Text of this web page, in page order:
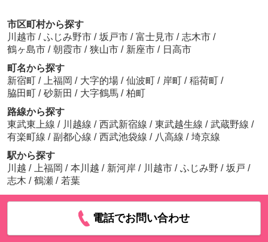
市区町村から探す
川越市 / ふじみ野市 / 坂戸市 / 富士見市 / 志木市 /
鶴ヶ島市 / 朝霞市 / 狭山市 / 新座市 / 日高市
町名から探す
新宿町 / 上福岡 / 大字的場 / 仙波町 / 岸町 / 稲荷町 /
脇田町 / 砂新田 / 大字鶴馬 / 柏町
路線から探す
東武東上線 / 川越線 / 西武新宿線 / 東武越生線 / 武蔵野線 /
有楽町線 / 副都心線 / 西武池袋線 / 八高線 / 埼京線
駅から探す
川越 / 上福岡 / 本川越 / 新河岸 / 川越市 / ふじみ野 / 坂戸 /
志木 / 鶴瀬 / 若葉
電話でお問い合わせ